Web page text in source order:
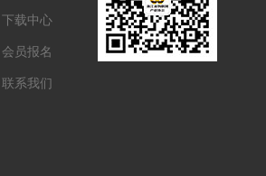
下载中心
会员报名
联系我们